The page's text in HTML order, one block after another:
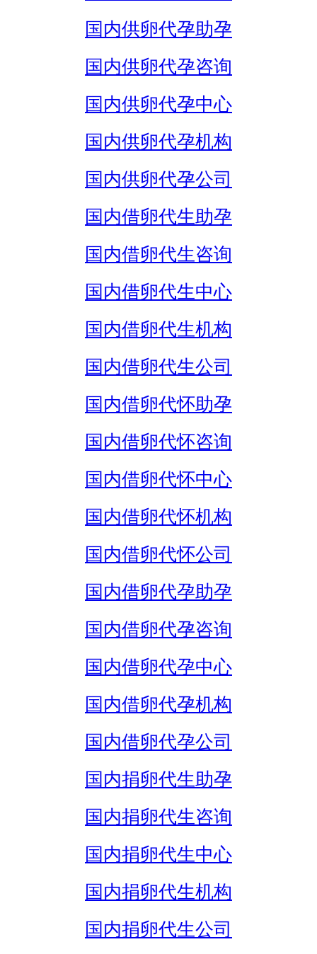
国内供卵代孕助孕
国内供卵代孕咨询
国内供卵代孕中心
国内供卵代孕机构
国内供卵代孕公司
国内借卵代生助孕
国内借卵代生咨询
国内借卵代生中心
国内借卵代生机构
国内借卵代生公司
国内借卵代怀助孕
国内借卵代怀咨询
国内借卵代怀中心
国内借卵代怀机构
国内借卵代怀公司
国内借卵代孕助孕
国内借卵代孕咨询
国内借卵代孕中心
国内借卵代孕机构
国内借卵代孕公司
国内捐卵代生助孕
国内捐卵代生咨询
国内捐卵代生中心
国内捐卵代生机构
国内捐卵代生公司